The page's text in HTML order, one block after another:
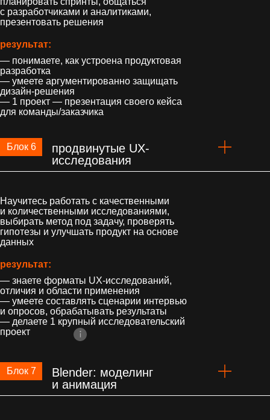
с разработчиками и аналитиками,
презентовать решения
— понимаете, как устроена продуктовая
разработка
— умеете аргументированно защищать
дизайн-решения
— 1 проект — презентация своего кейса
для команды/заказчика
результат:
п родвинутые UX-
исследования
Блок 6
Научитесь работать с качественными
и количественными исследованиями,
выбирать метод под задачу, проверять
гипотезы и улучшать продукт на основе
данных
— знаете форматы UX-исследований,
отличия и области применения
— умеете составлять сценарии интервью
и опросов, обрабатывать результаты
— делаете 1 крупный исследовательский
проект
результат:
Blender: моделинг
и анимация
Блок 7